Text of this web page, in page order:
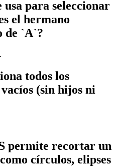
usa para seleccionar
el hermano
de `A`?
todos los
(sin hijos ni
permite recortar un
círculos, elipses